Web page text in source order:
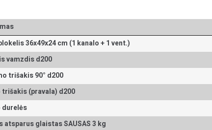
36x49x24 cm (1 kanalo + 1 vent.)
vamzdis d200
trišakis 90° d200
trišakis (pravala) d200
durelės
atsparus glaistas SAUSAS 3 kg